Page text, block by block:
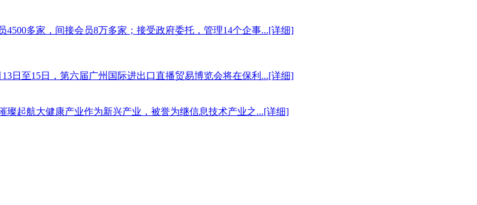
多家，间接会员8万多家；接受政府委托，管理14个企事...[详细]
日至15日，第六届广州国际进出口直播贸易博览会将在保利...[详细]
起航大健康产业作为新兴产业，被誉为继信息技术产业之...[详细]